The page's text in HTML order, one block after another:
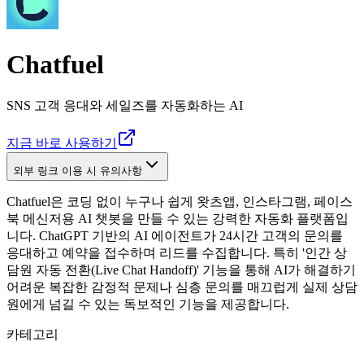
Chatfuel
SNS 고객 응대와 세일즈를 자동화하는 AI
지금 바로 사용하기
외부 링크 이용 시 유의사항
Chatfuel은 코딩 없이 누구나 쉽게 왓츠앱, 인스타그램, 페이스
북 메신저용 AI 챗봇을 만들 수 있는 강력한 자동화 플랫폼입
니다. ChatGPT 기반의 AI 에이전트가 24시간 고객의 문의를
응대하고 예약을 접수하며 리드를 수집합니다. 특히 '인간 상
담원 자동 전환(Live Chat Handoff)' 기능을 통해 AI가 해결하기
어려운 복잡한 감정적 문제나 심층 문의를 매끄럽게 실제 상담
원에게 넘길 수 있는 독보적인 기능을 제공합니다.
카테고리